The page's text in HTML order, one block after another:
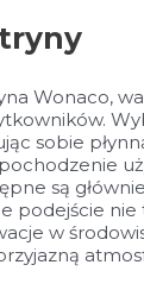
Wonaco,
sobie
są
podejście
w